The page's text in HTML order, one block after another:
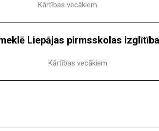
Kārtības vecākiem
Liepājas pirmsskolas
Kārtības vecākiem